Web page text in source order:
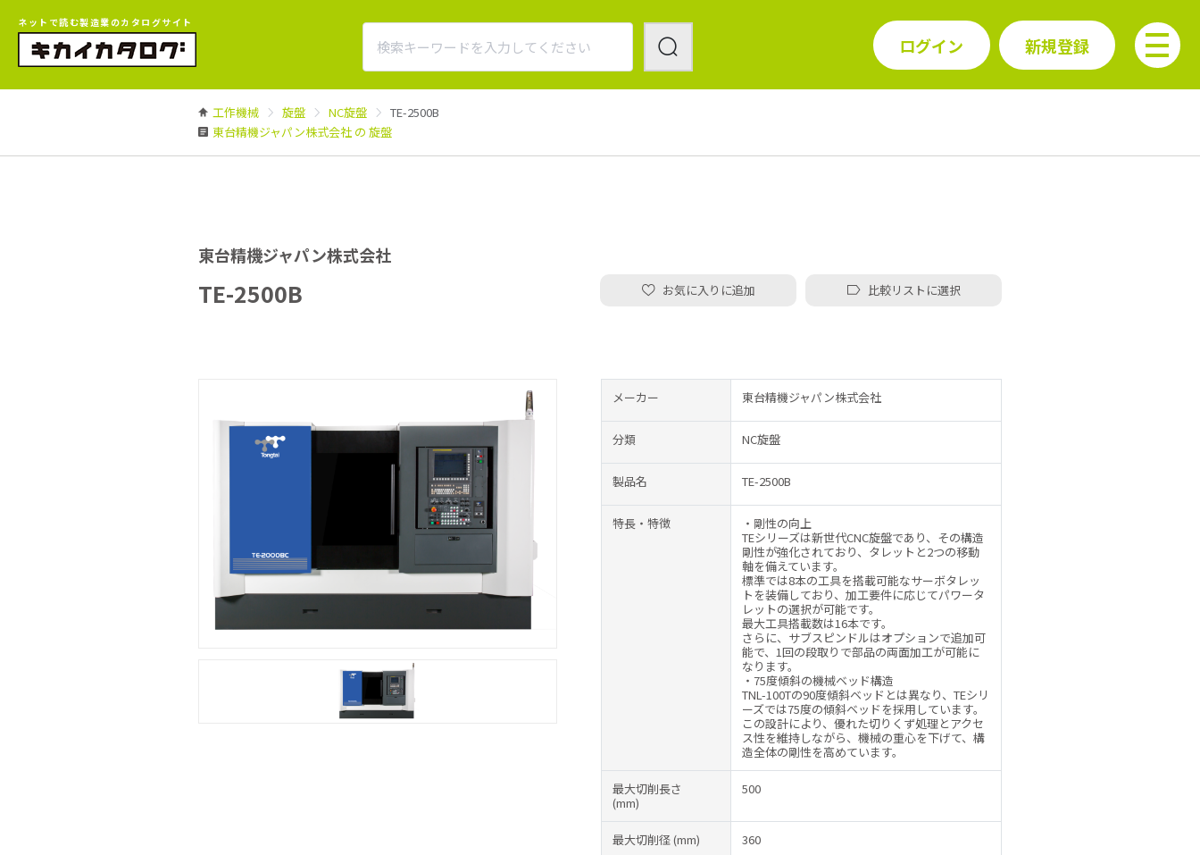
ネットで読む製造業のカタログサイト
ログイン 新規登録
工作機械 旋盤 NC旋盤
TE-2500B
東台精機ジャパン株式会社 の 旋盤
東台精機ジャパン株式会社
TE-2500B お気に入りに追加 比較リストに選択
メーカー 東台精機ジャパン株式会社
分類 NC旋盤
製品名 TE-2500B
特長・特徴
・剛性の向上
TEシリーズは新世代CNC旋盤であり、その構造
剛性が強化されており、タレットと2つの移動
軸を備えています。
標準では8本の工具を搭載可能なサーボタレッ
トを装備しており、加工要件に応じてパワータ
レットの選択が可能です。
最大工具搭載数は16本です。
さらに、サブスピンドルはオプションで追加可
能で、1回の段取りで部品の両面加工が可能に
なります。
・75度傾斜の機械ベッド構造
TNL-100Tの90度傾斜ベッドとは異なり、TEシリ
ーズでは75度の傾斜ベッドを採用しています。
この設計により、優れた切りくず処理とアクセ
ス性を維持しながら、機械の重心を下げて、構
造全体の剛性を高めています。
最大切削長さ
(mm)
500
最大切削径(mm) 360